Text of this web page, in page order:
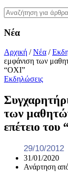
Νέα
Αρχική /Νέα /
εμφάνιση των
“ΟΧΙ”
Εκδηλώσεις
των
επέτειο του
29/10/2012
31/01/2020
Ανάρτηση